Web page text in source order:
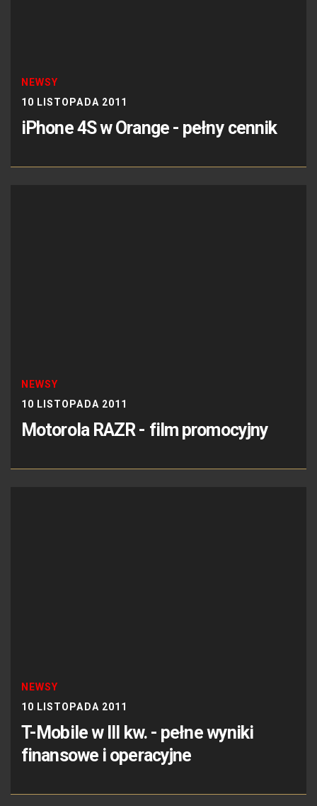
NEWSY
10 LISTOPADA 2011
iPhone 4S w Orange - pełny cennik
NEWSY
10 LISTOPADA 2011
Motorola RAZR - film promocyjny
NEWSY
10 LISTOPADA 2011
T-Mobile w III kw. - pełne wyniki
finansowe i operacyjne